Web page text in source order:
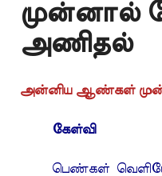
முன்னால்
அணிதல்
அன்னிய ஆண்கள்
கேள்வி
பெண்கள்